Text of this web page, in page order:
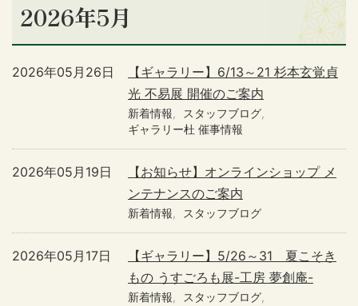
2026年5月
【ギャラリー】6/13～21 杉本玄覚貞
光 不易展 開催のご案内
2026年05月26日
新着情報
スタッフブログ
ギャラリー杜 催事情報
【お知らせ】オンラインショップ メ
ンテナンスのご案内
2026年05月19日
新着情報 スタッフブログ
【ギャラリー】5/26～31 夏こそき
もの うすごろも展-工房 夢創庵-
2026年05月17日
新着情報
スタッフブログ